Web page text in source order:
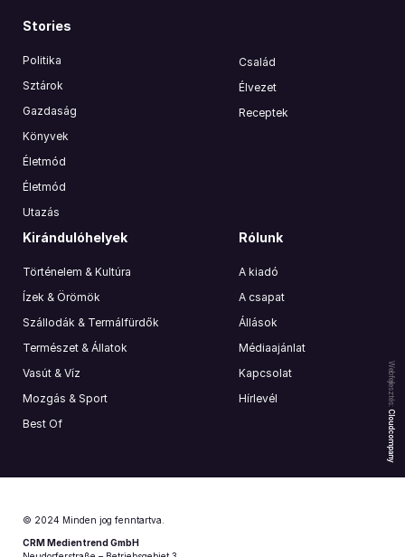
Webfejlesztés:
Cloudcompany
Stories
Politika
Sztárok
Gazdaság
Könyvek
Életmód
Életmód
Utazás
Család
Élvezet
Receptek
Kirándulóhelyek
Történelem & Kultúra
Ízek & Örömök
Szállodák & Termálfürdők
Természet & Állatok
Vasút & Víz
Mozgás & Sport
Best Of
Rólunk
A kiadó
A csapat
Állások
Médiaajánlat
Kapcsolat
Hírlevél
© 2024 Minden jog fenntartva.
CRM Medientrend GmbH